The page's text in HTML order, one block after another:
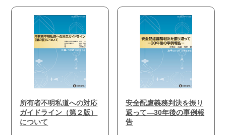
所有者不明私道への対応
ガイドライン（第２版）
について
安全配慮義務判決を振り
返って―30年後の事例報
告